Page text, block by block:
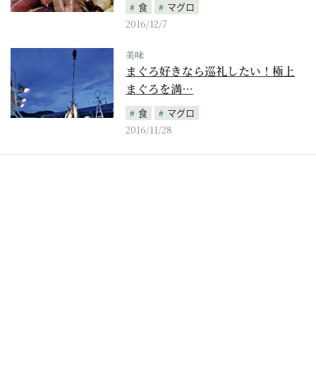
食
マグロ
2016/12/7
美味
まぐろ好きなら巡礼したい！極上
まぐろを満…
食
マグロ
2016/11/28